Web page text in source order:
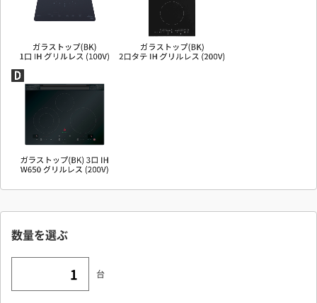
数量を選ぶ
台